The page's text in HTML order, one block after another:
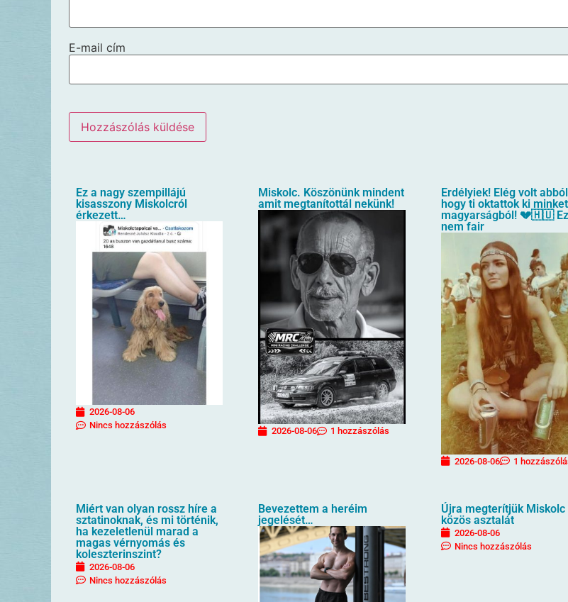
E-mail cím
Ez a nagy szempillájú
kisasszony Miskolcról
érkezett…
2026-08-06
Nincs hozzászólás
Miskolc. Köszönünk mindent
amit megtanítottál nekünk!
2026-08-06 1 hozzászólás
Erdélyiek! Elég volt
hogy ti oktattok ki minket
magyarságból! 💔🇭🇺 Ez
nem fair
2026-08-06 1
Miért van olyan rossz híre a
sztatinoknak, és mi történik,
ha kezeletlenül marad a
magas vérnyomás és
koleszterinszint?
2026-08-06
Nincs hozzászólás
Bevezettem a heréim
jegelését…
Újra megterítjük Miskolc
közös asztalát
2026-08-06
Nincs hozzászólás